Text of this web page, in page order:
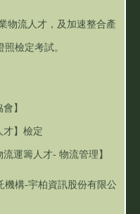
物流人才，及加速整合產
檢定考試。
】
才】檢定
運籌人才- 物流管理】
機構-宇柏資訊股份有限公